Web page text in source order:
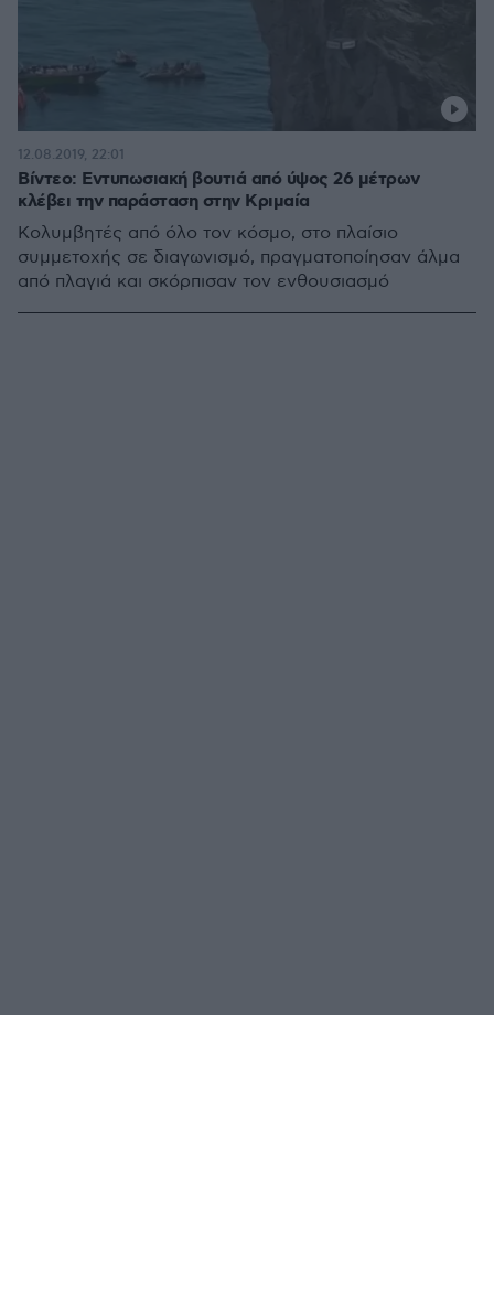
Βίντεο: Εντυπωσιακή βουτιά από ύψος 26 μέτρων
κλέβει την παράσταση στην Κριμαία
Κολυμβητές από όλο τον κόσμο, στο πλαίσιο
συμμετοχής σε διαγωνισμό, πραγματοποίησαν άλμα
από πλαγιά και σκόρπισαν τον ενθουσιασμό
12.08.2019, 22:01